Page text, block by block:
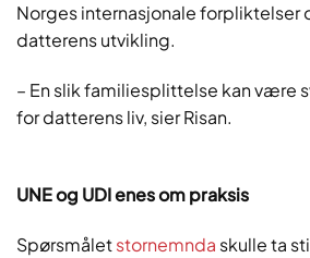
Norges internasjonale forpliktelser
datterens utvikling.
– En slik familiesplittelse kan
for datterens liv, sier Risan.
UNE og UDI enes om praksis
Spørsmåletstornemnda skulle ta